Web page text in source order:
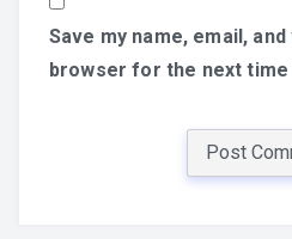
Save my name, email,
browser for the next time